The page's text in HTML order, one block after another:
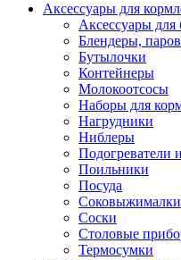
Аксессуары для
Аксессуары для
Блендеры,
Бутылочки
Контейнеры
Молокоотсосы
Наборы для
Нагрудники
Ниблеры
Подогреватели
Поильники
Посуда
Соковыжималки
Соски
Столовые
Термосумки